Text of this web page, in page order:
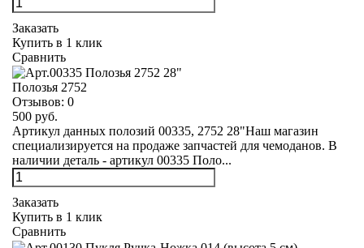
Заказать
Купить в 1 клик
Сравнить
Полозья 2752
Отзывов: 0
500 руб.
Артикул данных полозий 00335, 2752 28"Наш магазин
специализируется на продаже запчастей для чемоданов. В
наличии деталь - артикул 00335 Поло...
Заказать
Купить в 1 клик
Сравнить